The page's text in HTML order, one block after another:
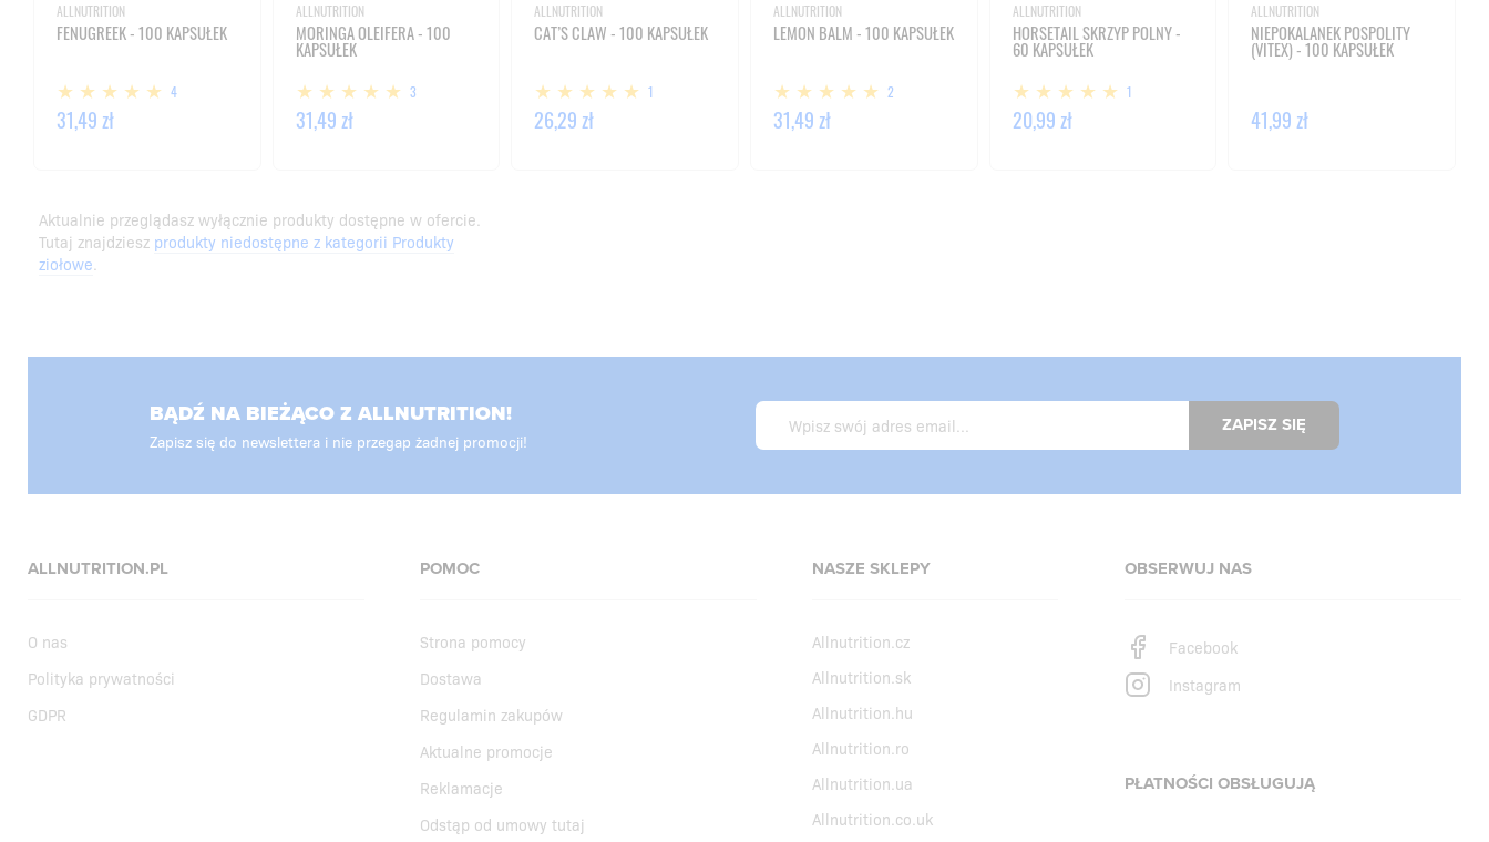
ALLNUTRITION
FENUGREEK - 100 KAPSUŁEK
4
31,49 zł
ALLNUTRITION
MORINGA OLEIFERA - 100
KAPSUŁEK
3
31,49 zł
ALLNUTRITION
CAT’S CLAW - 100 KAPSUŁEK
1
26,29 zł
ALLNUTRITION
LEMON BALM - 100 KAPSUŁEK
2
31,49 zł
ALLNUTRITION
HORSETAIL SKRZYP POLNY -
60 KAPSUŁEK
1
20,99 zł
ALLNUTRITION
NIEPOKALANEK POSPOLITY
(VITEX) - 100 KAPSUŁEK
41,99 zł
Aktualnie przeglądasz wyłącznie produkty dostępne w ofercie.
Tutaj znajdziesz produkty niedostępne z kategorii Produkty
ziołowe.
BĄDŹ NA BIEŻĄCO Z ALLNUTRITION!
Zapisz się do newslettera i nie przegap żadnej promocji!
ZAPISZ SIĘ
ALLNUTRITION.PL
O nas
Polityka prywatności
GDPR
POMOC
Strona pomocy
Dostawa
Regulamin zakupów
Aktualne promocje
Reklamacje
Odstąp od umowy tutaj
NASZE SKLEPY
Allnutrition.cz
Allnutrition.sk
Allnutrition.hu
Allnutrition.ro
Allnutrition.ua
Allnutrition.co.uk
OBSERWUJ NAS
Facebook
Instagram
PŁATNOŚCI OBSŁUGUJĄ